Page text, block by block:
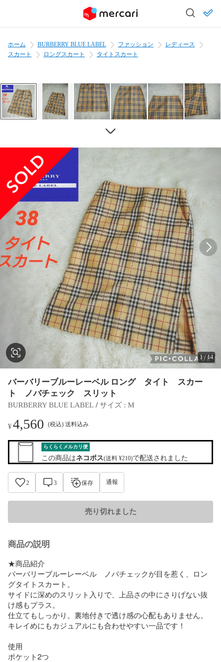
ホーム BURBERRY BLUE LABEL ファッション
レディース
スカート
ロングスカート タイトスカート
1/14
バーバリーブルーレーベル ロング タイト スカー
ト ノバチェック スリット
BURBERRY BLUE LABEL / サイズ : M
¥4,560 (税込) 送料込み
らくらくメルカリ便
この商品はネコポス(送料 ¥210)で配送されました
2 3 保存 通報
売り切れました
商品の説明
★商品紹介
バーバリーブルーレーベル　ノバチェックが目を惹く、ロン
グタイトスカート。
サイドに深めのスリット入りで、上品さの中にさりげない抜
け感もプラス。
仕立てもしっかり。裏地付きで透け感の心配もありません。
キレイめにもカジュアルにも合わせやすい一品です！
使用
ポケット2つ